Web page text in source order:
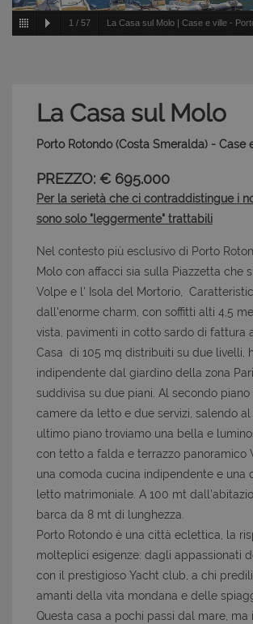
1 / 57 La Casa sul Molo | Case e ville -
La Casa sul Molo
Porto Rotondo (Costa Smeralda) - Case
PREZZO: € 695.000
Per la serietà che ci contraddistingue i
sono solo "leggermente" trattabili
Nel contesto più esclusivo di Porto
Molo con affacci sia sulla Piazzetta che
Volpe e l' Isola del Mortorio,
dall'enorme charm, con soffitti alti 4,5
vista, pavimenti in cotto sardo di fattura
Casa di 105 mq distribuiti su due livelli,
indipendente dal giardino della zona
suddivisa su due piani. Al secondo piano
camere da letto e due servizi, salendo
ultimo piano troviamo una bella e
con tetto a falda e terrazzo panoramico
una comoda cucina indipendente e una
letto matrimoniale. A 100 mt
barca da 8 mt di lunghezza.
Porto Rotondo è una città eclettica, la
molteplici esigenze: dagli appassionati
con il prestigioso Yacht club, a chi
amanti della vita mondana e delle
Questa casa a pochi passi dal mare, ma